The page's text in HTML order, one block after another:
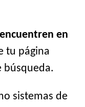
en
tu página
búsqueda.
sistemas de